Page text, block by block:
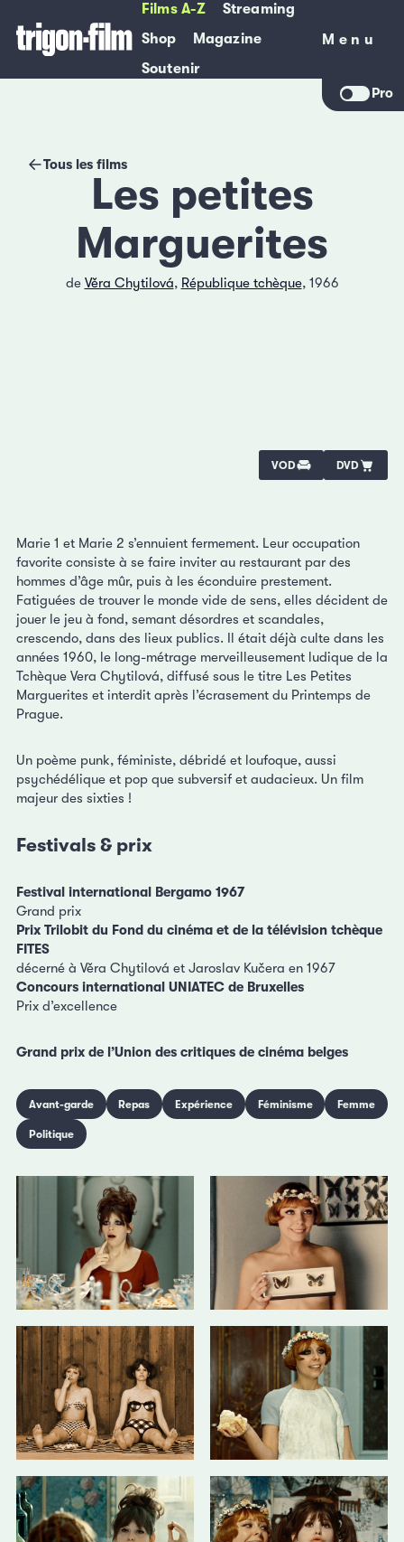
Films A-Z
Streaming
Shop
Magazine
Soutenir
Menu
Menu
Pro
Tous les films
Les petites
Marguerites
de Věra Chytilová, République tchèque, 1966
VOD DVD
Marie 1 et Marie 2 s’ennuient fermement. Leur occupation
favorite consiste à se faire inviter au restaurant par des
hommes d’âge mûr, puis à les éconduire prestement.
Fatiguées de trouver le monde vide de sens, elles décident de
jouer le jeu à fond, semant désordres et scandales,
crescendo, dans des lieux publics. Il était déjà culte dans les
années 1960, le long-métrage merveilleusement ludique de la
Tchèque Vera Chytilová, diffusé sous le titre Les Petites
Marguerites et interdit après l’écrasement du Printemps de
Prague.
Un poème punk, féministe, débridé et loufoque, aussi
psychédélique et pop que subversif et audacieux. Un film
majeur des sixties !
Festivals & prix
Festival international Bergamo 1967
Grand prix
Prix Trilobit du Fond du cinéma et de la télévision tchèque
FITES
décerné à Věra Chytilová et Jaroslav Kučera en 1967
Concours international UNIATEC de Bruxelles
Prix d’excellence
Grand prix de l’Union des critiques de cinéma belges
Avant-garde Repas Expérience Féminisme Femme
Politique